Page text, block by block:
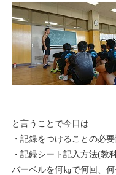
と言うことで今日は
・記録をつけることの必
・記録シート記入方法(教
バーベルを何㎏で何回、